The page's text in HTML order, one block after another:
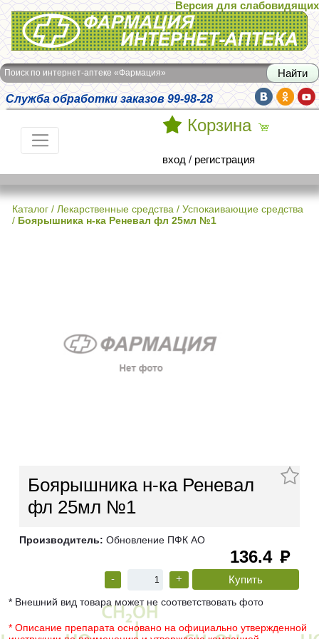
Интернет-аптека Фармация
Версия для слабовидящих
Поиск по интернет-аптеке «Фармация»
Служба обработки заказов 99-98-28
Корзина
вход / регистрация
Каталог / Лекарственные средства / Успокаивающие средства
/ Боярышника н-ка Реневал фл 25мл №1
Боярышника н-ка Реневал
фл 25мл №1
Производитель: Обновление ПФК АО
136.4 руб
- +
* Внешний вид товара может не соответствовать фото
* Описание препарата основано на официально утвержденной